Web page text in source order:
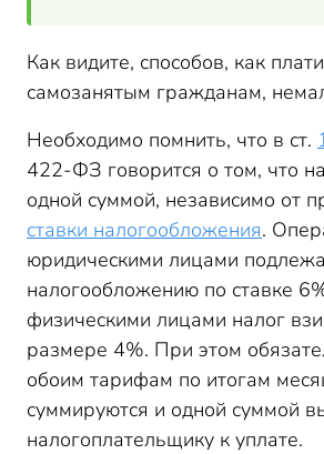
Как видите, способов, как
самозанятым гражданам,
Необходимо помнить, что в ст.
422-ФЗ говорится о том, что
одной суммой, независимо от
ставки налогообложения.
юридическими лицами
налогообложению по ставке
физическими лицами налог
размере 4%. При этом
обоим тарифам по итогам
суммируются и одной суммой
налогоплательщику к уплате.